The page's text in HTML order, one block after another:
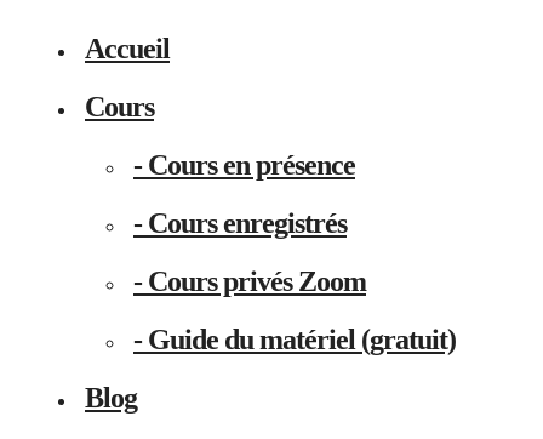
Accueil
Cours
- Cours en présence
- Cours enregistrés
- Cours privés Zoom
- Guide du matériel (gratuit)
Blog